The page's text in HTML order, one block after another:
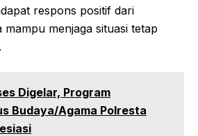
respons positif dari
menjaga situasi tetap
Digelar, Program
Budaya/Agama Polresta